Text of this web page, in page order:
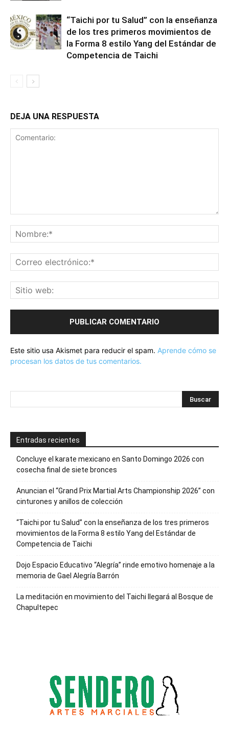
“Taichi por tu Salud” con la enseñanza
de los tres primeros movimientos de
la Forma 8 estilo Yang del Estándar de
Competencia de Taichi
DEJA UNA RESPUESTA
Este sitio usa Akismet para reducir el spam. Aprende cómo se
procesan los datos de tus comentarios.
Entradas recientes
Concluye el karate mexicano en Santo Domingo 2026 con
cosecha final de siete bronces
Anuncian el “Grand Prix Martial Arts Championship 2026” con
cinturones y anillos de colección
“Taichi por tu Salud” con la enseñanza de los tres primeros
movimientos de la Forma 8 estilo Yang del Estándar de
Competencia de Taichi
Dojo Espacio Educativo “Alegría” rinde emotivo homenaje a la
memoria de Gael Alegría Barrón
La meditación en movimiento del Taichi llegará al Bosque de
Chapultepec